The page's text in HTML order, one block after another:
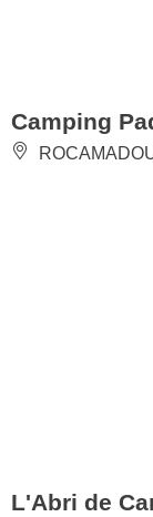
Camping
L'Abri de